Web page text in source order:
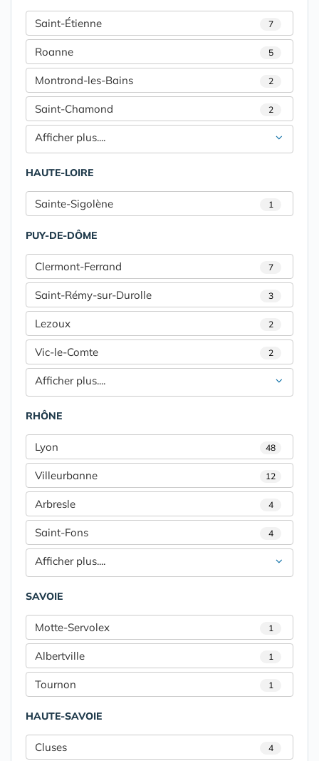
Saint-Étienne 7
Roanne 5
Montrond-les-Bains 2
Saint-Chamond 2
Afficher plus....
HAUTE-LOIRE
Sainte-Sigolène 1
PUY-DE-DÔME
Clermont-Ferrand 7
Saint-Rémy-sur-Durolle 3
Lezoux 2
Vic-le-Comte 2
Afficher plus....
RHÔNE
Lyon 48
Villeurbanne 12
Arbresle 4
Saint-Fons 4
Afficher plus....
SAVOIE
Motte-Servolex 1
Albertville 1
Tournon 1
HAUTE-SAVOIE
Cluses 4